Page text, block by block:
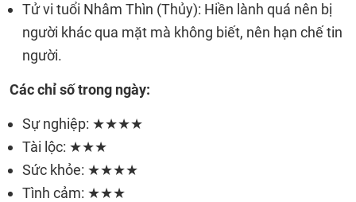
Tử vi tuổi Nhâm Thìn (Thủy): Hiền lành quá nên bị
người khác qua mặt mà không biết, nên hạn chế tin
người.
Các chỉ số trong ngày:
Sự nghiệp: ★★★★
Tài lộc: ★★★
Sức khỏe: ★★★★
Tình cảm: ★★★